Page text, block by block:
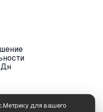
для вашего